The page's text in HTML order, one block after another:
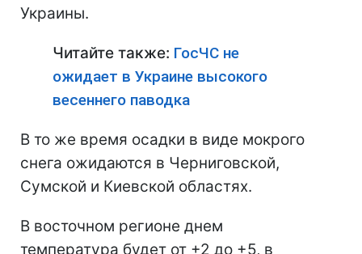
Украины.
Читайте также: ГосЧС не
ожидает в Украине высокого
весеннего паводка
В то же время осадки в виде мокрого
снега ожидаются в Черниговской,
Сумской и Киевской областях.
В восточном регионе днем
температура будет от +2 до +5, в